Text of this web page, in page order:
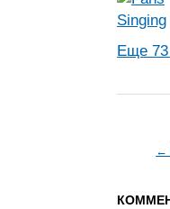
Еще
←